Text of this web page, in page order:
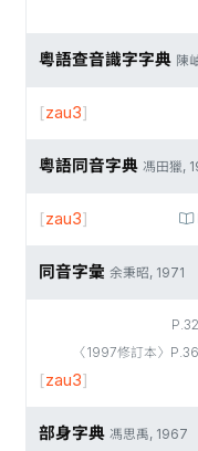
粵語查音識字字典 陳
[zau3]
粵語同音字典 馮田獵,
[zau3]
同音字彙 余秉昭, 1971
P.32
〈1997修訂本〉P.36
[zau3]
部身字典 馮思禹, 1967